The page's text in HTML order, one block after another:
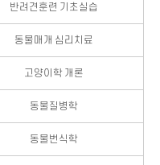
반려견훈련 기초실습
동물매개 심리치료
고양이학 개론
동물질병학
동물번식학